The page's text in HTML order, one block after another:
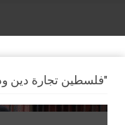
POSTS TAGGED WITH "فلسطين تجارة دين ودنيا"